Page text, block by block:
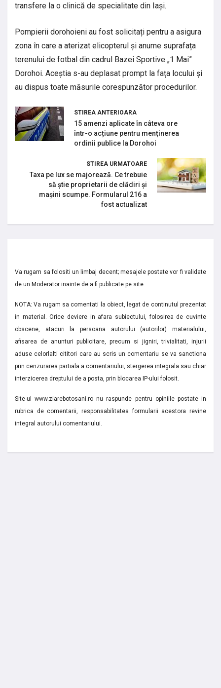
transfere la o clinică de specialitate din Iași.
Pompierii dorohoieni au fost solicitați pentru a asigura
zona în care a aterizat elicopterul și anume suprafața
terenului de fotbal din cadrul Bazei Sportive „1 Mai”
Dorohoi. Aceștia s-au deplasat prompt la fața locului și
au dispus toate măsurile corespunzător procedurilor.
STIREA ANTERIOARA
15 amenzi aplicate în câteva ore
într-o acțiune pentru menținerea
ordinii publice la Dorohoi
STIREA URMATOARE
Taxa pe lux se majorează. Ce trebuie
să știe proprietarii de clădiri și
mașini scumpe. Formularul 216 a
fost actualizat
Va rugam sa folositi un limbaj decent; mesajele postate vor fi validate
de un Moderator inainte de a fi publicate pe site.
NOTA: Va rugam sa comentati la obiect, legat de continutul prezentat
in material. Orice deviere in afara subiectului, folosirea de cuvinte
obscene, atacuri la persoana autorului (autorilor) materialului,
afisarea de anunturi publicitare, precum si jigniri, trivialitati, injurii
aduse celorlalti cititori care au scris un comentariu se va sanctiona
prin cenzurarea partiala a comentariului, stergerea integrala sau chiar
interzicerea dreptului de a posta, prin blocarea IP-ului folosit.
Site-ul www.ziarebotosani.ro nu raspunde pentru opiniile postate in
rubrica de comentarii, responsabilitatea formularii acestora revine
integral autorului comentariului.